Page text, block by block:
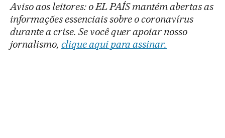
Aviso aos leitores: o EL PAÍS mantém abertas as
informações essenciais sobre o coronavírus
durante a crise. Se você quer apoiar nosso
jornalismo, clique aqui para assinar.